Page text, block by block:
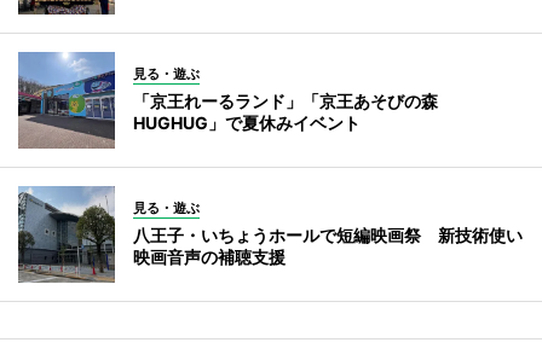
見る・遊ぶ
「京王れーるランド」「京王あそびの森
HUGHUG」で夏休みイベント
見る・遊ぶ
八王子・いちょうホールで短編映画祭 新技術使い
映画音声の補聴支援